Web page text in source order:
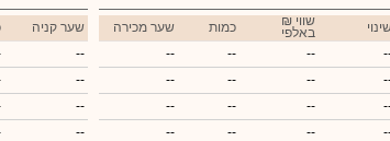
₪ שווי
באלפי כמות
שער מכירה
--
--
--
--
--
--
--
--
--
--
--
--
שער קניה
--
--
--
--